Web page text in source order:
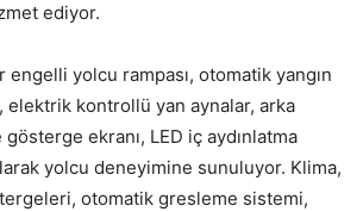
ediyor.
engelli yolcu rampası, otomatik yangın
elektrik kontrollü yan aynalar, arka
ekranı, LED iç aydınlatma
yolcu deneyimine sunuluyor. Klima,
otomatik gresleme sistemi,